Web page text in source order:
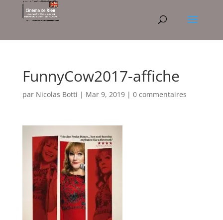
FunnyCow2017-affiche
par Nicolas Botti | Mar 9, 2019| 0 commentaires